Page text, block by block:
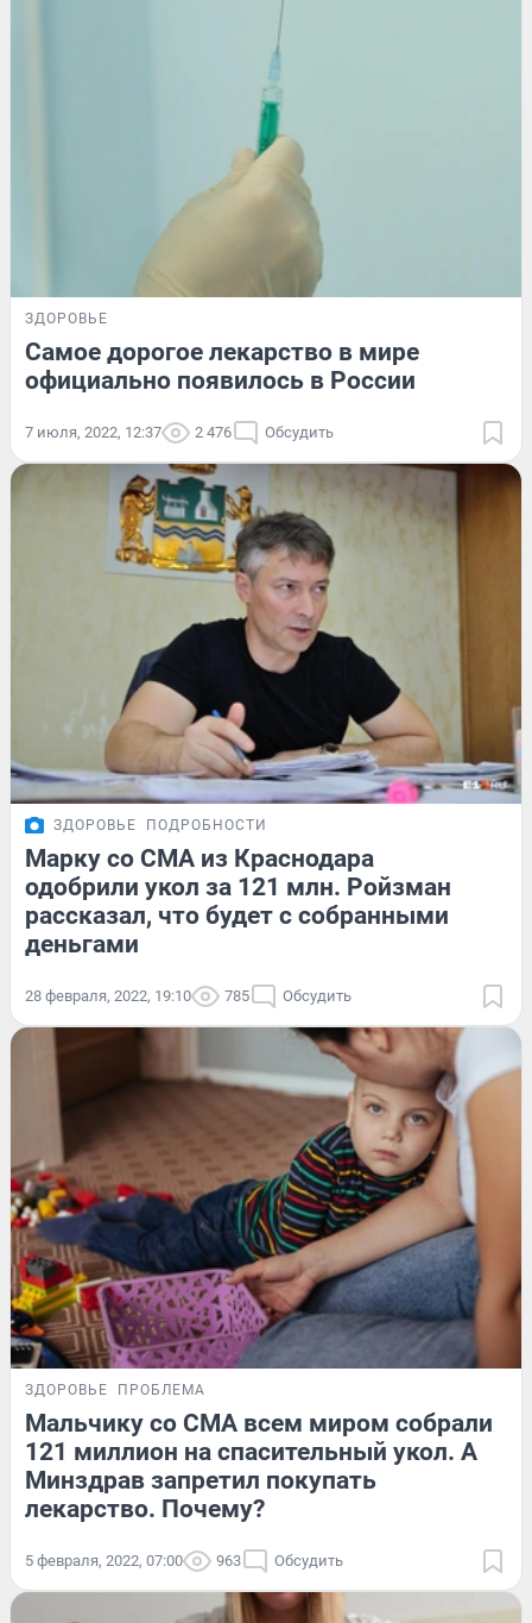
ЗДОРОВЬЕ
Самое дорогое лекарство в мире
официально появилось в России
7 июля, 2022, 12:37 2 476 Обсудить
ЗДОРОВЬЕ ПОДРОБНОСТИ
Марку со СМА из Краснодара
одобрили укол за 121 млн. Ройзман
рассказал, что будет с собранными
деньгами
28 февраля, 2022, 19:10 785 Обсудить
ЗДОРОВЬЕ ПРОБЛЕМА
Мальчику со СМА всем миром собрали
121 миллион на спасительный укол. А
Минздрав запретил покупать
лекарство. Почему?
5 февраля, 2022, 07:00 963 Обсудить